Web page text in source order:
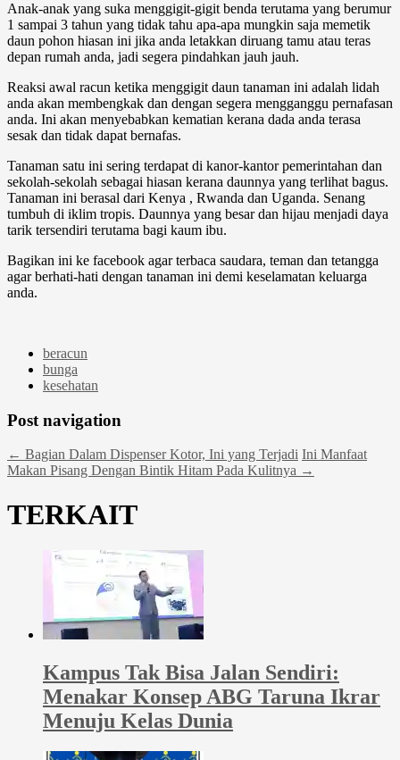
Anak-anak yang suka menggigit-gigit benda terutama yang berumur
1 sampai 3 tahun yang tidak tahu apa-apa mungkin saja memetik
daun pohon hiasan ini jika anda letakkan diruang tamu atau teras
depan rumah anda, jadi segera pindahkan jauh jauh.
Reaksi awal racun ketika menggigit daun tanaman ini adalah lidah
anda akan membengkak dan dengan segera mengganggu pernafasan
anda. Ini akan menyebabkan kematian kerana dada anda terasa
sesak dan tidak dapat bernafas.
Tanaman satu ini sering terdapat di kanor-kantor pemerintahan dan
sekolah-sekolah sebagai hiasan kerana daunnya yang terlihat bagus.
Tanaman ini berasal dari Kenya , Rwanda dan Uganda. Senang
tumbuh di iklim tropis. Daunnya yang besar dan hijau menjadi daya
tarik tersendiri terutama bagi kaum ibu.
Bagikan ini ke facebook agar terbaca saudara, teman dan tetangga
agar berhati-hati dengan tanaman ini demi keselamatan keluarga
anda.
beracun
bunga
kesehatan
Post navigation
← Bagian Dalam Dispenser Kotor, Ini yang Terjadi Ini Manfaat
Makan Pisang Dengan Bintik Hitam Pada Kulitnya →
TERKAIT
Kampus Tak Bisa Jalan Sendiri:
Menakar Konsep ABG Taruna Ikrar
Menuju Kelas Dunia